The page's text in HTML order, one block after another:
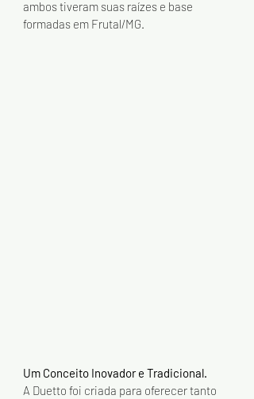
ambos tiveram suas raízes e base
formadas em Frutal/MG.
Um Conceito Inovador e Tradicional.
A Duetto foi criada para oferecer tanto